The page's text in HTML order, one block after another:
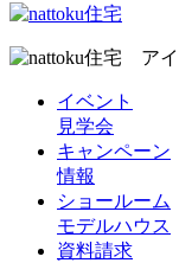
イベント
見学会
キャンペーン
情報
ショールーム
モデルハウス
資料請求